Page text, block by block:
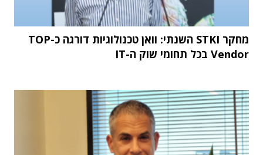
מחקר STKI השנתי: וואן טכנולוגיות דורגה כ-TOP
Vendor בכל תחומי שוק ה-IT